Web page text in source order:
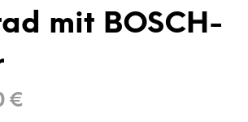
mit BOSCH-
€